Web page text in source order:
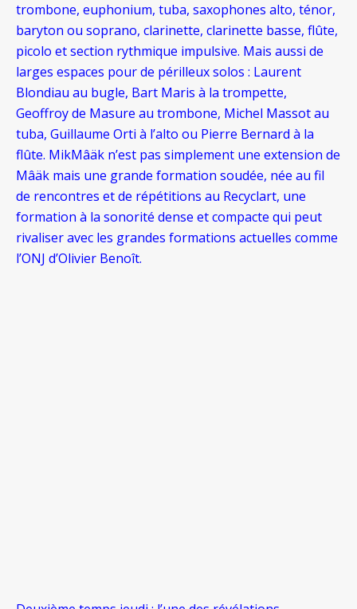
trombone, euphonium, tuba, saxophones alto, ténor,
baryton ou soprano, clarinette, clarinette basse, flûte,
picolo et section rythmique impulsive. Mais aussi de
larges espaces pour de périlleux solos : Laurent
Blondiau au bugle, Bart Maris à la trompette,
Geoffroy de Masure au trombone, Michel Massot au
tuba, Guillaume Orti à l’alto ou Pierre Bernard à la
flûte. MikMâäk n’est pas simplement une extension de
Mâäk mais une grande formation soudée, née au fil
de rencontres et de répétitions au Recyclart, une
formation à la sonorité dense et compacte qui peut
rivaliser avec les grandes formations actuelles comme
l’ONJ d’Olivier Benoît.